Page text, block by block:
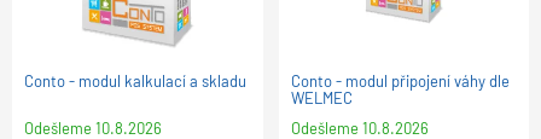
Conto - modul kalkulací a skladu
Odešleme10.8.2026
Conto - modul připojení váhy dle
WELMEC
Odešleme10.8.2026